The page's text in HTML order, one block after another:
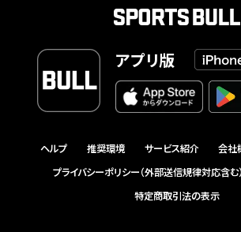
アプリ版
ヘルプ 推奨環境 サービス紹介 会社
プライバシーポリシー（外部送信規律対応含む）
特定商取引法の表示